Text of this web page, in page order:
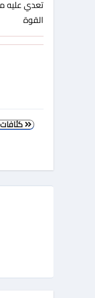
تعدي عليه
القوة
تصفّح